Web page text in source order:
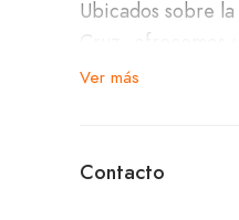
Ubicados sobre
Cruz, ofrecemos
granola con
En nuestro menú
Ver más
Contacto